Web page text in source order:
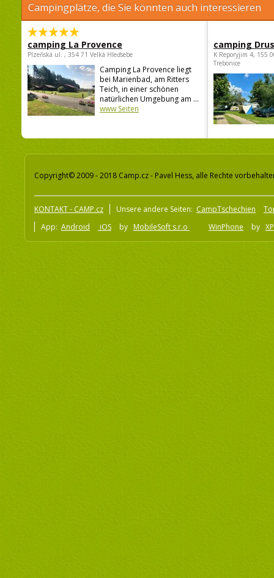
Campingplätze, die Sie könnten auch interessieren
camping La Provence
Plzeňská ul. , 354 71 Velká Hleďsebe
Camping La Provence liegt
bei Marienbad, am Ritters
Teich, in einer schönen
natürlichen Umgebung am ...
www Seiten
camping
K Reporyjim 4, 155
Trebonice
Copyright© 2009 - 2018 Camp.cz - Pavel Hess, alle Rechte
KONTAKT - CAMP.cz Unsere andere Seiten: CampTschechien
App: Android iOS by MobileSoft s.r.o WinPhone by